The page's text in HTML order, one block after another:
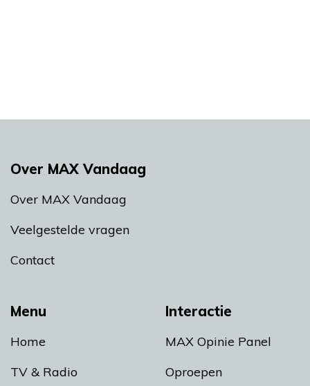
Menu
Home
TV & Radio
Interactie
MAX Opinie Panel
Oproepen
Over MAX Vandaag
Over MAX Vandaag
Veelgestelde vragen
Contact